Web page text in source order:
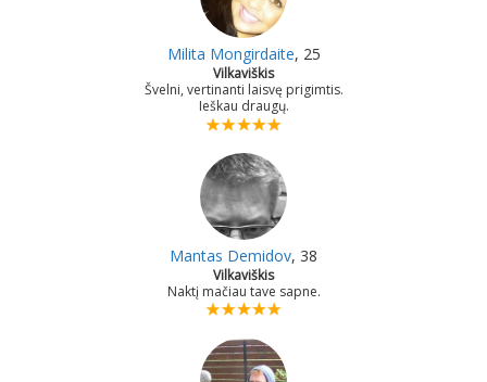
Milita Mongirdaite, 25
Vilkaviškis
Švelni, vertinanti laisvę prigimtis.
Ieškau draugų.
Mantas Demidov, 38
Vilkaviškis
Naktį mačiau tave sapne.